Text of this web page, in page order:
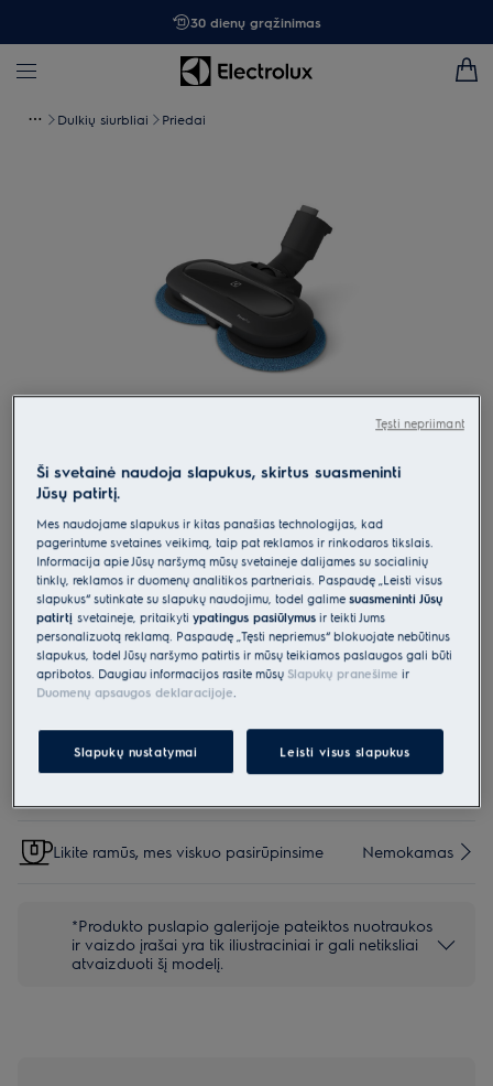
30 dienų grąžinimas
Dulkių siurbliai Priedai
ZE168
Antgalis grindų plovimui „PowerPro
Mop“ 700 serijos belaidžiams dulkių
siurbliams
4 (1)
Parinktys, kad pirkimo procesas būtų dar lengvesnis
Likite ramūs, mes viskuo pasirūpinsime Nemokamas
*Produkto puslapio galerijoje pateiktos nuotraukos
ir vaizdo įrašai yra tik iliustraciniai ir gali netiksliai
atvaizduoti šį modelį.
Ši svetainė naudoja slapukus, skirtus suasmeninti
Jūsų patirtį.
Mes naudojame slapukus ir kitas panašias technologijas, kad
pagerintume svetainės veikimą, taip pat reklamos ir rinkodaros tikslais.
Informacija apie Jūsų naršymą mūsų svetainėje dalijamės su socialinių
tinklų, reklamos ir duomenų analitikos partneriais. Paspaudę „Leisti visus
slapukus“ sutinkate su slapukų naudojimu, todėl galimesuasmeninti Jūsų
patirtįsvetainėje, pritaikytiypatingus pasiūlymus ir teikti Jums
personalizuotą reklamą. Paspaudę „Tęsti nepriėmus“ blokuojate nebūtinus
slapukus, todėl Jūsų naršymo patirtis ir mūsų teikiamos paslaugos gali būti
apribotos. Daugiau informacijos rasite mūsų Slapukų pranešime ir
Duomenų apsaugos deklaracijoje.
Slapukų nustatymai Leisti visus slapukus
Tęsti nepriimant